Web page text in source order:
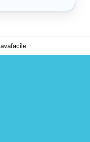
Lavafacile